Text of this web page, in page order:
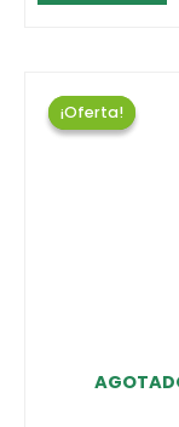
¡Oferta!
¡Oferta!